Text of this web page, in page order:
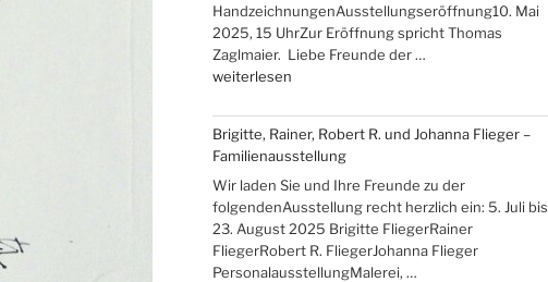
HandzeichnungenAusstellungseröffnung10. Mai
2025, 15 UhrZur Eröffnung spricht Thomas
Zaglmaier. Liebe Freunde der …
„Ausstellungen
Hans-
Christoph
Rackwitz
und
Christine
Rammelt-
Hadelich“
weiterlesen
Brigitte, Rainer, Robert R. und Johanna Flieger –
Familienausstellung
Wir laden Sie und Ihre Freunde zu der
folgendenAusstellung recht herzlich ein: 5. Juli bis
23. August 2025 Brigitte FliegerRainer
FliegerRobert R. FliegerJohanna Flieger
PersonalausstellungMalerei, …